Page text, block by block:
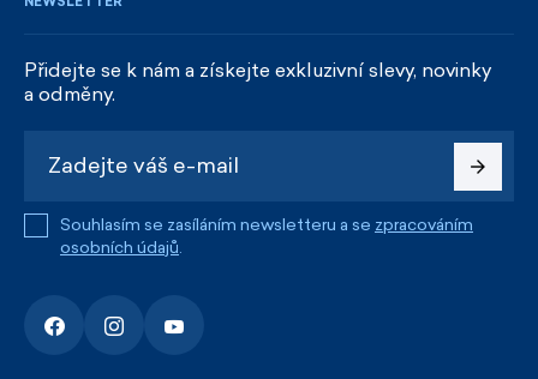
Přidejte se k nám a získejte exkluzivní slevy, novinky
a odměny.
Souhlasím se zasíláním newsletteru a se zpracováním
osobních údajů.